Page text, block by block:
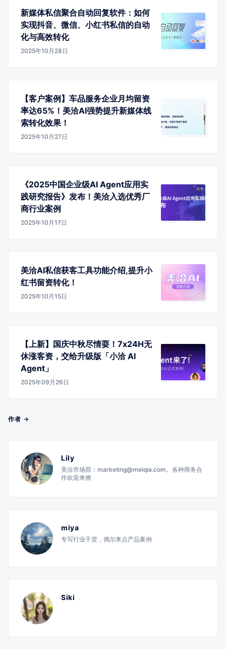
新媒体私信聚合自动回复软件：如何
实现抖音、微信、小红书私信的自动
化与高效转化
2025年10月28日
【客户案例】车品服务企业月均留资
率达65%！美洽AI强势提升新媒体线
索转化效果！
2025年10月27日
《2025中国企业级AI Agent应用实
践研究报告》发布！美洽入选优秀厂
商行业案例
2025年10月17日
美洽AI私信获客工具功能介绍,提升小
红书留资转化！
2025年10月15日
【上新】国庆中秋尽情耍！7x24H无
休涨客资，交给升级版「小洽 AI
Agent」
2025年09月26日
作者 →
Lily
美洽市场部：marketing@meiqia.com。各种商务合
作欢迎来撩
miya
专写行业干货，偶尔来点产品案例
Siki